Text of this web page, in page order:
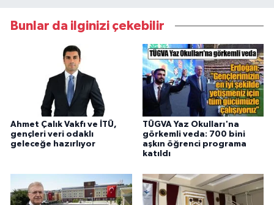
Bunlar da ilginizi çekebilir
Ahmet Çalık Vakfı ve İTÜ,
gençleri veri odaklı
geleceğe hazırlıyor
TÜGVA Yaz Okulları'na
görkemli veda: 700 bini
aşkın öğrenci programa
katıldı